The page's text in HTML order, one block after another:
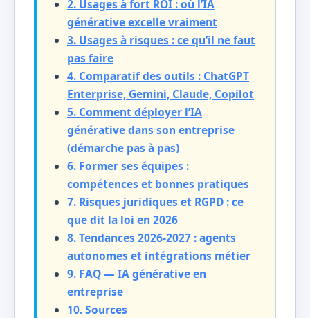
2. Usages à fort ROI : où l’IA
générative excelle vraiment
3. Usages à risques : ce qu’il ne faut
pas faire
4. Comparatif des outils : ChatGPT
Enterprise, Gemini, Claude, Copilot
5. Comment déployer l’IA
générative dans son entreprise
(démarche pas à pas)
6. Former ses équipes :
compétences et bonnes pratiques
7. Risques juridiques et RGPD : ce
que dit la loi en 2026
8. Tendances 2026-2027 : agents
autonomes et intégrations métier
9. FAQ — IA générative en
entreprise
10. Sources